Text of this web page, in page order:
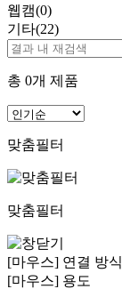
웹캠(0)
기타(22)
총 0개 제품
맞춤필터
맞춤필터
[마우스] 연결 방식
[마우스] 용도